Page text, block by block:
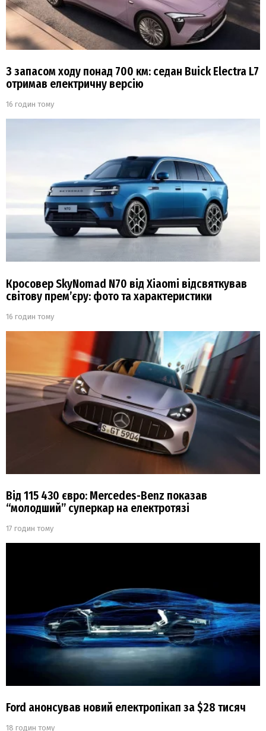
З запасом ходу понад 700 км: седан Buick Electra L7
отримав електричну версію
16 годин тому
Кросовер SkyNomad N70 від Xiaomi відсвяткував
світову прем’єру: фото та характеристики
16 годин тому
Від 115 430 євро: Mercedes-Benz показав
“молодший” суперкар на електротязі
17 годин тому
Ford анонсував новий електропікап за $28 тисяч
18 годин тому